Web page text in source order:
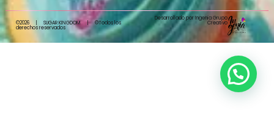
©2026 SUGAR KINGDOM | ©Todos los
derechos reservados
Desarrollado por Ingenia Grupo
Creativo